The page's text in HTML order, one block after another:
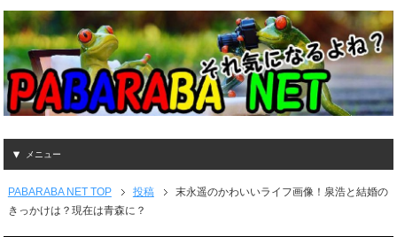
メニュー
PABARABA NET TOP 投稿
末永遥のかわいいライフ画像！泉浩と結婚の
きっかけは？現在は青森に？